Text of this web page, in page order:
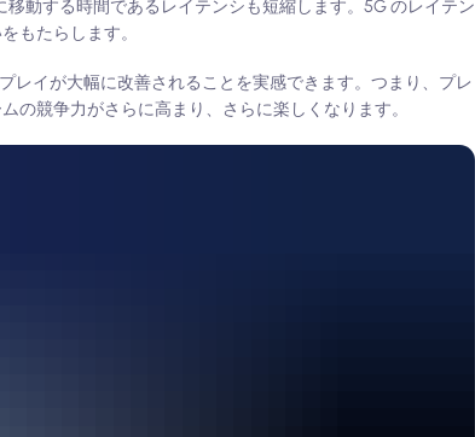
動する時間であるレイテンシも短縮します。5G のレイテン
もたらします。
イが大幅に改善されることを実感できます。つまり、プレ
の競争力がさらに高まり、さらに楽しくなります。